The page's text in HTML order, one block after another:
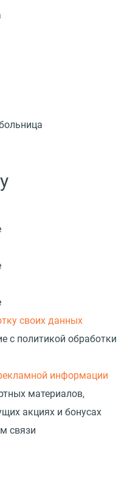
своих данных
с политикой обработки
информации
материалов,
акциях и бонусах
связи